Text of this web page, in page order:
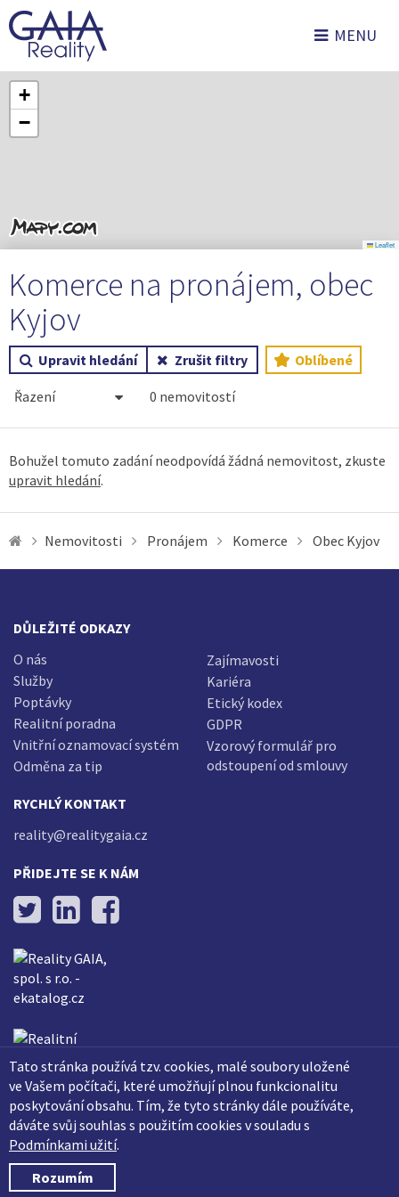
Tato stránka používá tzv. cookies, malé soubory uložené
ve Vašem počítači, které umožňují plnou funkcionalitu
poskytování obsahu. Tím, že tyto stránky dále používáte,
dáváte svůj souhlas s použitím cookies v souladu s
Podmínkami užití.
Rozumím
MENU
+
−
Leaflet
Komerce na pronájem, obec
Kyjov
Upravit hledání Zrušit filtry Oblíbené
0 nemovitostí
Bohužel tomuto zadání neodpovídá žádná nemovitost, zkuste
upravit hledání.
Nemovitosti Pronájem Komerce Obec Kyjov
DŮLEŽITÉ ODKAZY
O nás
Služby
Poptávky
Realitní poradna
Vnitřní oznamovací systém
Odměna za tip
Zajímavosti
Kariéra
Etický kodex
GDPR
Vzorový formulář pro
odstoupení od smlouvy
RYCHLÝ KONTAKT
reality@realitygaia.cz
PŘIDEJTE SE K NÁM